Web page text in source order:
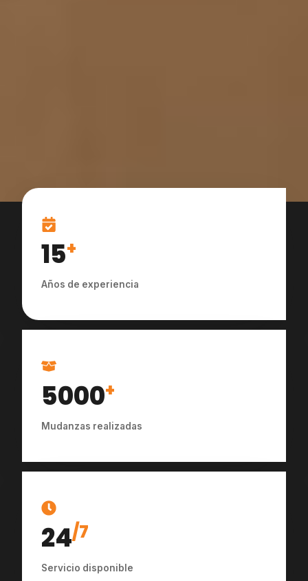
15+
Años de experiencia
5000+
Mudanzas realizadas
24/7
Servicio disponible